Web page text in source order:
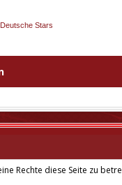
Stars
Rechte diese Seite zu